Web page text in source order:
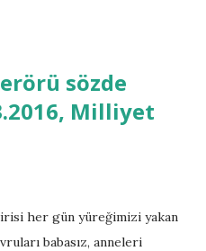
Türk Partisi’nin parti
Meclisi kararından üstün
protokol gibi konular siyasi
kararlardan ziyade,
partizanca hareket
çalışmasını engelledi.
sözde
Milliyet
her gün yüreğimizi yakan
babasız, anneleri